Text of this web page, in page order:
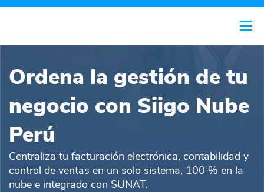
Ordena la gestión de tu
negocio con Siigo Nube
Perú
Centraliza tu facturación electrónica, contabilidad y
control de ventas en un solo sistema, 100 % en la
nube e integrado con SUNAT.